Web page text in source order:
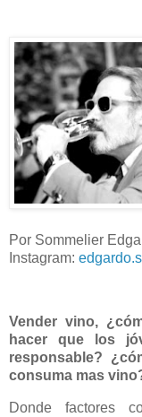
Por Sommelier
Instagram:
Vender vino,
hacer que los
responsable?
consuma mas
Donde factores